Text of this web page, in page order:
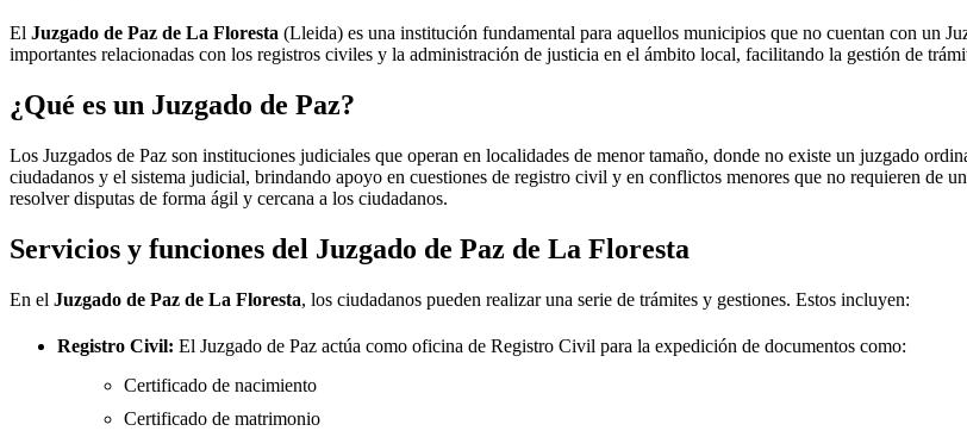
El Juzgado de Paz de La Floresta (Lleida) es una institución fundamental para aquellos municipios que no cuentan con un
importantes relacionadas con los registros civiles y la administración de justicia en el ámbito local, facilitando la gestión de
¿Qué es un Juzgado de Paz?
Los Juzgados de Paz son instituciones judiciales que operan en localidades de menor tamaño, donde no existe un juzgado
ciudadanos y el sistema judicial, brindando apoyo en cuestiones de registro civil y en conflictos menores que no requieren de
resolver disputas de forma ágil y cercana a los ciudadanos.
Servicios y funciones del Juzgado de Paz de La Floresta
En el Juzgado de Paz de La Floresta, los ciudadanos pueden realizar una serie de trámites y gestiones. Estos incluyen:
Registro Civil: El Juzgado de Paz actúa como oficina de Registro Civil para la expedición de documentos como:
Certificado de nacimiento
Certificado de matrimonio